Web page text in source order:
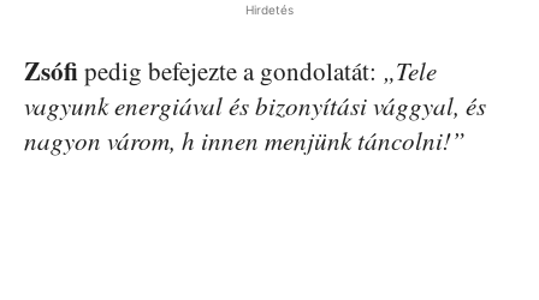
Hirdetés
Zsófipedig befejezte a gondolatát: „Tele
vagyunk energiával és bizonyítási vággyal, és
nagyon várom, h innen menjünk táncolni!”